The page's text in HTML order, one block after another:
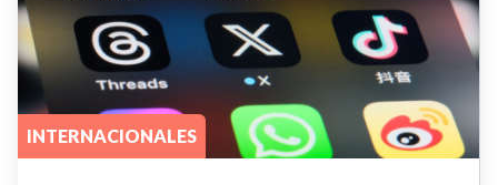
INTERNACIONALES